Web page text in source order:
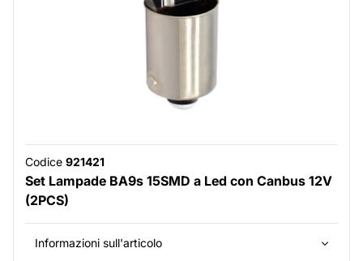
Codice 921421
Set Lampade BA9s 15SMD a Led con Canbus 12V
(2PCS)
Informazioni sull'articolo